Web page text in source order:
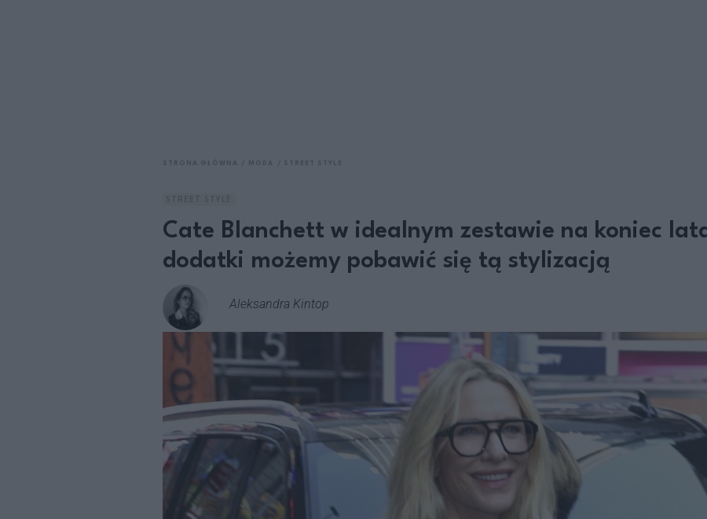
Cate Blanchett w idealnym zestawie na koniec
dodatki możemy pobawić się tą stylizacją
Aleksandra Kintop